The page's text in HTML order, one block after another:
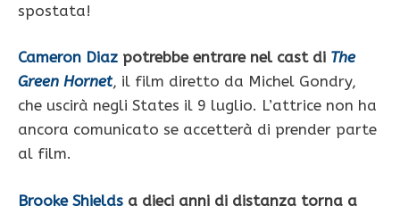
spostata!
Cameron Diaz potrebbe entrare nel cast di The
Green Hornet, il film diretto da Michel Gondry,
che uscirà negli States il 9 luglio. L’attrice non ha
ancora comunicato se accetterà di prender parte
al film.
Brooke Shields a dieci anni di distanza torna a